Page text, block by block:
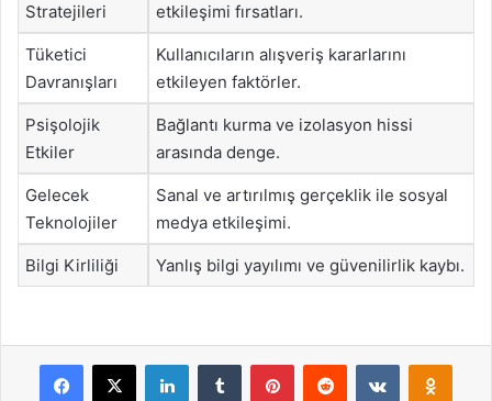
Stratejileri
etkileşimi fırsatları.
Tüketici
Davranışları
Kullanıcıların alışveriş kararlarını
etkileyen faktörler.
Psişolojik
Etkiler
Bağlantı kurma ve izolasyon hissi
arasında denge.
Gelecek
Teknolojiler
Sanal ve artırılmış gerçeklik ile sosyal
medya etkileşimi.
Bilgi Kirliliği Yanlış bilgi yayılımı ve güvenilirlik kaybı.
Facebook
X LinkedInTumblr PinterestReddit VKontakte